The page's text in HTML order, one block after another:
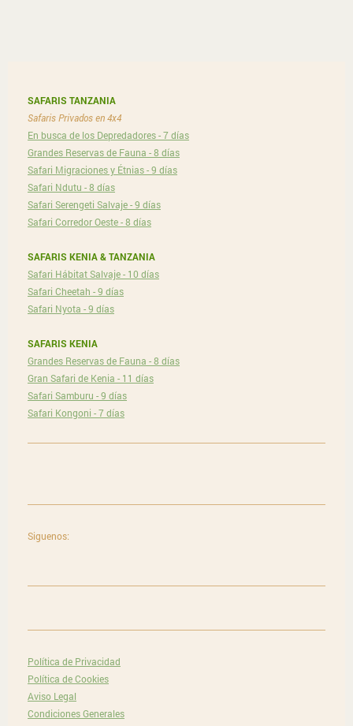
SAFARIS TANZANIA
Safaris Privados en 4x4
En busca de los Depredadores - 7 días
Grandes Reservas de Fauna - 8 días
Safari Migraciones y Étnias - 9 días
Safari Ndutu - 8 días
Safari Serengeti Salvaje - 9 días
Safari Corredor Oeste - 8 días
SAFARIS KENIA & TANZANIA
Safari Hábitat Salvaje - 10 días
Safari Cheetah - 9 días
Safari Nyota - 9 días
SAFARIS KENIA
Grandes Reservas de Fauna - 8 días
Gran Safari de Kenia - 11 días
Safari Samburu - 9 días
Safari Kongoni - 7 días
Siguenos:
Política de Privacidad
Política de Cookies
Aviso Legal
Condiciones Generales